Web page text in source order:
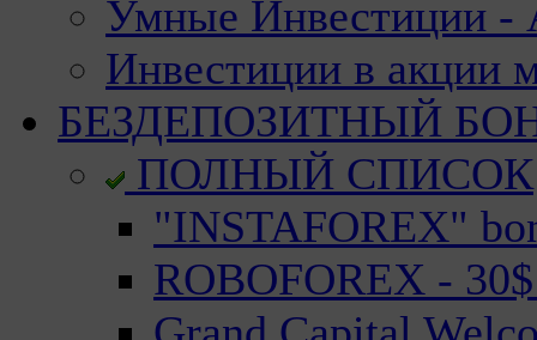
Умные Инвестиции -
Инвестиции в акции
БЕЗДЕПОЗИТНЫЙ
ПОЛНЫЙ СПИСОК
"INSTAFOREX"
ROBOFOREX -